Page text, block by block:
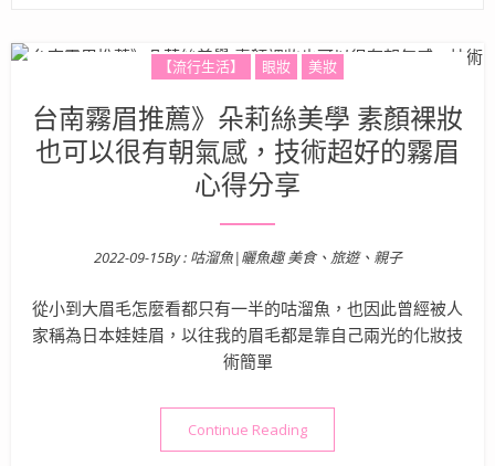
【流行生活】 眼妝 美妝
台南霧眉推薦》朵莉絲美學 素顏裸妝
也可以很有朝氣感，技術超好的霧眉
心得分享
Posted on
2022-09-15By : 咕溜魚|曬魚趣 美食、旅遊、親子
從小到大眉毛怎麼看都只有一半的咕溜魚，也因此曾經被人
家稱為日本娃娃眉，以往我的眉毛都是靠自己兩光的化妝技
術簡單
Continue Reading“台南霧眉推薦》朵莉絲美學